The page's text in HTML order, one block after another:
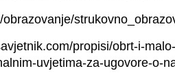
propisi/obrt-i-
uvjetima-za-ugovore-o-